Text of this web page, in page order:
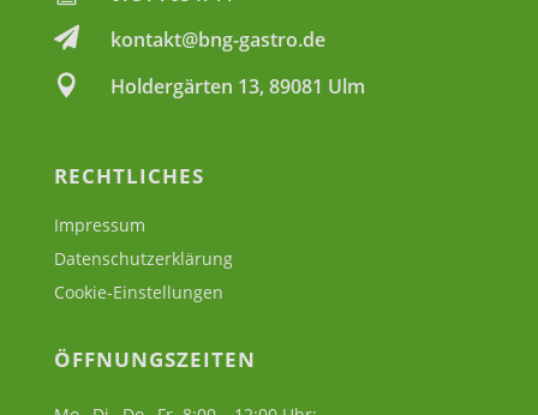
 kontakt@bng-gastro.de
 Holdergärten 13, 89081 Ulm
RECHTLICHES
Impressum
Datenschutzerklärung
Cookie-Einstellungen
ÖFFNUNGSZEITEN